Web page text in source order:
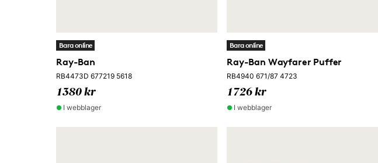
Bara online
Ray-Ban
RB4473D 677219 5618
1380 kr
I webblager
Bara online
Ray-Ban Wayfarer Puffer
RB4940 671/87 4723
1726 kr
I webblager